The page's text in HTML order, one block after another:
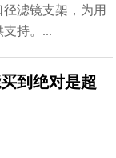
滤镜支架，为用
持。...
到绝对是超